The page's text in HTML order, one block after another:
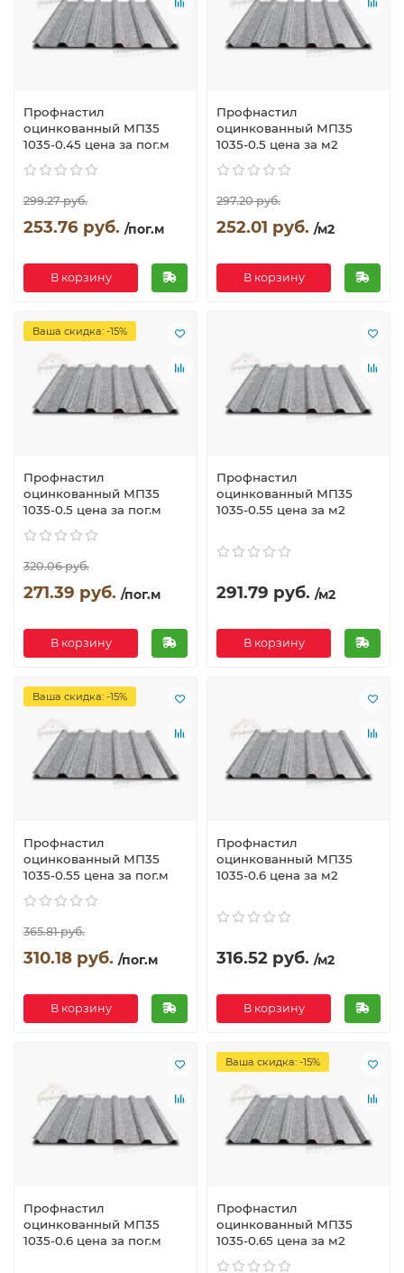
Профнастил
оцинкованный МП35
1035-0.45 цена за пог.м
299.27 руб.
253.76 руб. /пог.м
В корзину
Профнастил
оцинкованный МП35
1035-0.5 цена за м2
297.20 руб.
252.01 руб. /м2
В корзину
Ваша скидка: -15%
Профнастил
оцинкованный МП35
1035-0.5 цена за пог.м
320.06 руб.
271.39 руб. /пог.м
В корзину
Профнастил
оцинкованный МП35
1035-0.55 цена за м2
291.79 руб. /м2
В корзину
Ваша скидка: -15%
Профнастил
оцинкованный МП35
1035-0.55 цена за пог.м
365.81 руб.
310.18 руб. /пог.м
В корзину
Профнастил
оцинкованный МП35
1035-0.6 цена за м2
316.52 руб. /м2
В корзину
Профнастил
оцинкованный МП35
1035-0.6 цена за пог.м
Ваша скидка: -15%
Профнастил
оцинкованный МП35
1035-0.65 цена за м2